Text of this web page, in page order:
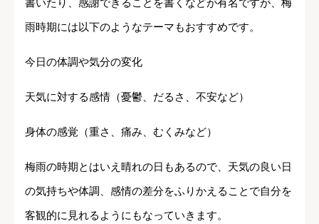
書いたり、感謝できることを書くなどが有名ですが、梅
雨時期には以下のようなテーマもおすすめです。
今日の体調や気分の変化
天気に対する感情（憂鬱、だるさ、不安など）
身体の感覚（重さ、痛み、むくみなど）
梅雨の時期とはいえ晴れの日もあるので、天気の良い日
の気持ちや体調、感情の差分をふりかえることで自分を
客観的に見れるようにもなっていきます。